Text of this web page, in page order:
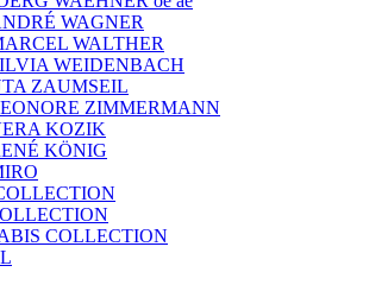
WAGNER
WALTHER
WEIDENBACH
ZAUMSEIL
ZIMMERMANN
KOZIK
KÖNIG
COLLECTION